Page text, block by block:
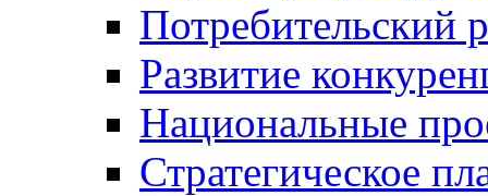
Потребительский
Развитие
Национальные
Стратегическое